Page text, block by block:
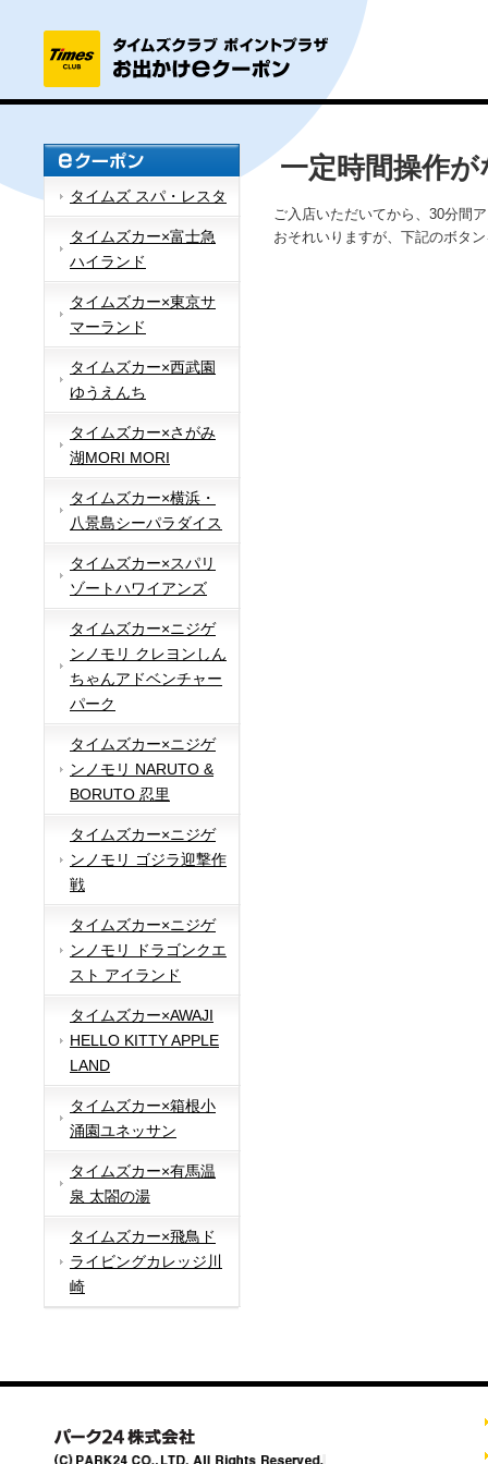
タイムズ スパ・レスタ
タイムズカー×富士急
ハイランド
タイムズカー×東京サ
マーランド
タイムズカー×西武園
ゆうえんち
タイムズカー×さがみ
湖MORI MORI
タイムズカー×横浜・
八景島シーパラダイス
タイムズカー×スパリ
ゾートハワイアンズ
タイムズカー×ニジゲ
ンノモリ クレヨンしん
ちゃんアドベンチャー
パーク
タイムズカー×ニジゲ
ンノモリ NARUTO &
BORUTO 忍里
タイムズカー×ニジゲ
ンノモリ ゴジラ迎撃作
戦
タイムズカー×ニジゲ
ンノモリ ドラゴンクエ
スト アイランド
タイムズカー×AWAJI
HELLO KITTY APPLE
LAND
タイムズカー×箱根小
涌園ユネッサン
タイムズカー×有馬温
泉 太閤の湯
タイムズカー×飛鳥ド
ライビングカレッジ川
崎
一定時間操作
ご入店いただいてから、30分間
おそれいりますが、下記のボタ